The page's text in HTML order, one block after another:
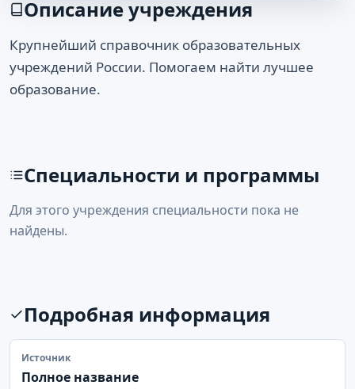
Описание учреждения
Крупнейший справочник образовательных
учреждений России. Помогаем найти лучшее
образование.
Специальности и программы
Для этого учреждения специальности пока не
найдены.
Подробная информация
Источник
Полное название